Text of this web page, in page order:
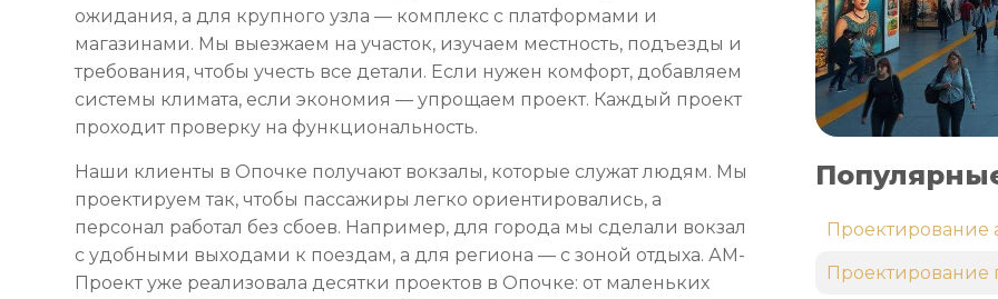
ожидания, а для крупного узла — комплекс с платформами и
магазинами. Мы выезжаем на участок, изучаем местность, подъезды и
требования, чтобы учесть все детали. Если нужен комфорт, добавляем
системы климата, если экономия — упрощаем проект. Каждый проект
проходит проверку на функциональность.
Наши клиенты в Опочке получают вокзалы, которые служат людям. Мы
проектируем так, чтобы пассажиры легко ориентировались, а
персонал работал без сбоев. Например, для города мы сделали вокзал
с удобными выходами к поездам, а для региона — с зоной отдыха. АМ-
Проект уже реализовала десятки проектов в Опочке: от маленьких
Проектирование
Проектирование